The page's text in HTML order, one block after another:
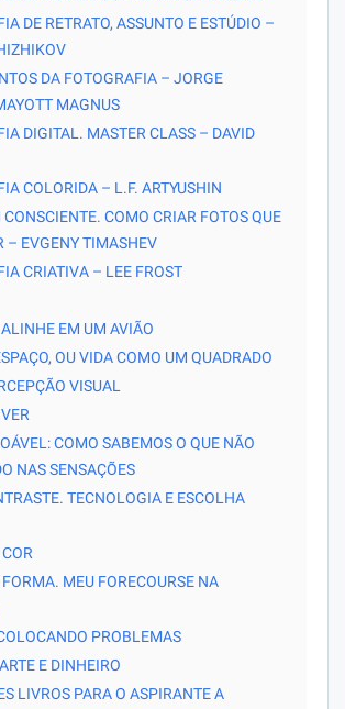
DE RETRATO, ASSUNTO E ESTÚDIO –
DA FOTOGRAFIA – JORGE
MAGNUS
DIGITAL. MASTER CLASS – DAVID
COLORIDA – L.F. ARTYUSHIN
CONSCIENTE. COMO CRIAR FOTOS QUE
– EVGENY TIMASHEV
CRIATIVA – LEE FROST
EM UM AVIÃO
OU VIDA COMO UM QUADRADO
VISUAL
COMO SABEMOS O QUE NÃO
NAS SENSAÇÕES
TECNOLOGIA E ESCOLHA
MEU FORECOURSE NA
PROBLEMAS
E DINHEIRO
LIVROS PARA O ASPIRANTE A